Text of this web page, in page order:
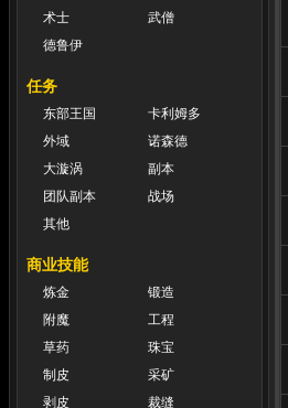
术士
武僧
德鲁伊
任务
东部王国
卡利姆多
外域
诺森德
大漩涡
副本
团队副本
战场
其他
商业技能
炼金
锻造
附魔
工程
草药
珠宝
制皮
采矿
剥皮
裁缝